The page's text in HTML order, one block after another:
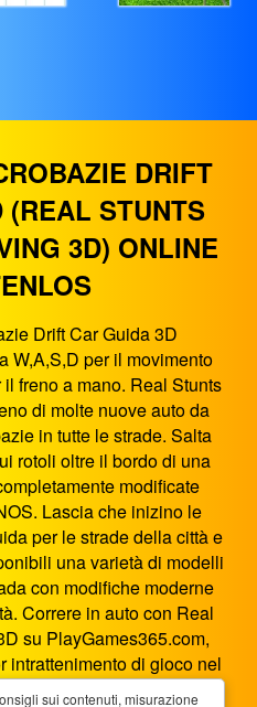
DRIFT
(REAL STUNTS
3D) ONLINE
Drift Car Guida 3D
W,A,S,D per il movimento
freno a mano. Real Stunts
di molte nuove auto da
in tutte le strade. Salta
rotoli oltre il bordo di una
modificate
Lascia che inizino le
per le strade della città e
una varietà di modelli
con modifiche moderne
Correre in auto con Real
su PlayGames365.com,
intrattenimento di gioco nel
Car Guida 3D è un gioco
sui contenuti, misurazione